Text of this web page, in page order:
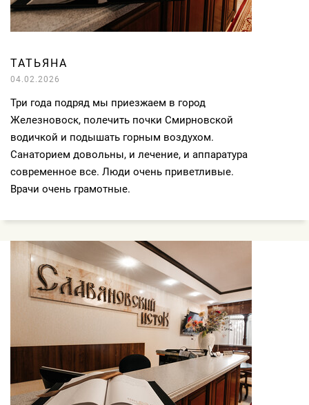
ТАТЬЯНА
04.02.2026
Три года подряд мы приезжаем в город
Железновоск, полечить почки Смирновской
водичкой и подышать горным воздухом.
Санаторием довольны, и лечение, и аппаратура
современное все. Люди очень приветливые.
Врачи очень грамотные.